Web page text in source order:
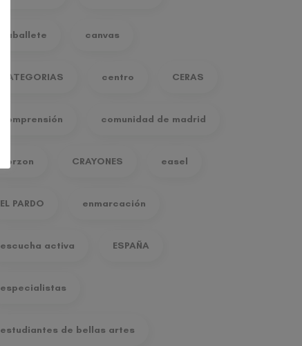
caballete canvas
CATEGORIAS centro CERAS
comprensión comunidad de madrid
corzon CRAYONES easel
EL PARDO enmarcación
escucha activa ESPAÑA
especialistas
estudiantes de bellas artes